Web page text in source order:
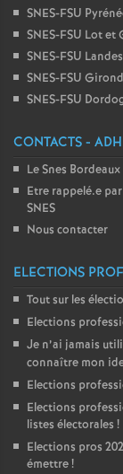
SNES-FSU
SNES-FSU Lot et
SNES-FSU Landes
SNES-FSU
SNES-FSU
CONTACTS -
Le Snes Bordeaux
Etre rappelé.e
SNES
Nous contacter
ELECTIONS
Tout sur les
Elections
Je n’ai jamais
connaître mon
Elections
Elections
listes électorales !
Elections pros
émettre!